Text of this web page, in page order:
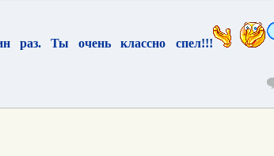
раз. Ты очень классно спел!!!